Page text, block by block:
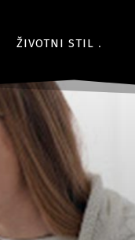
ŽIVOTNI STIL